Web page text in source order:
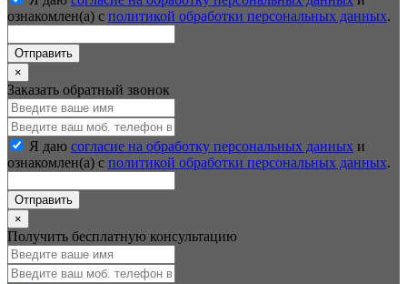
ознакомлен(а) с политикой обработки персональных данных.
Отправить
×
Заказать обратный звонок
Я даю согласие на обработку персональных данных и
ознакомлен(а) с политикой обработки персональных данных.
Отправить
×
Получить бесплатную консультацию